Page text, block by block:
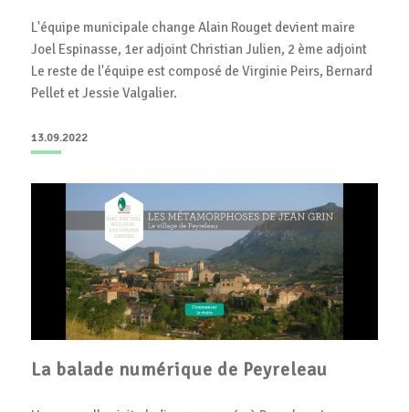
L'équipe municipale change Alain Rouget devient maire
Joel Espinasse, 1er adjoint Christian Julien, 2 ème adjoint
Le reste de l'équipe est composé de Virginie Peirs, Bernard
Pellet et Jessie Valgalier.
13.09.2022
La balade numérique de Peyreleau